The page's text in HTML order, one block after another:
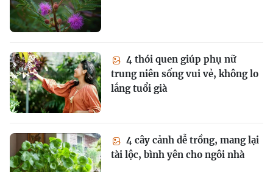
4 thói quen giúp phụ nữ
trung niên sống vui vẻ, không lo
lắng tuổi già
4 cây cảnh dễ trồng, mang lại
tài lộc, bình yên cho ngôi nhà